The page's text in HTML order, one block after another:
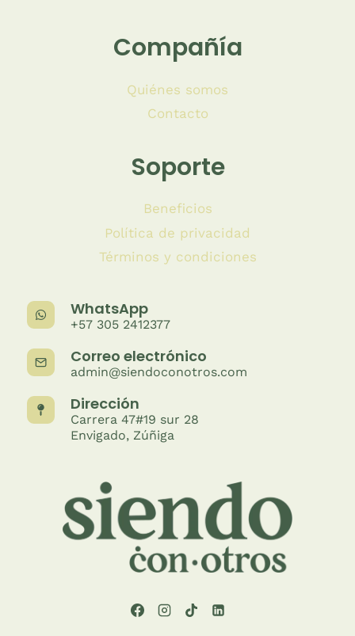
Compañía
Quiénes somos
Contacto
Soporte
Beneficios
Política de privacidad
Términos y condiciones
WhatsApp
+57 305 2412377
Correo electrónico
admin@siendoconotros.com
Dirección
Carrera 47#19 sur 28
Envigado, Zúñiga